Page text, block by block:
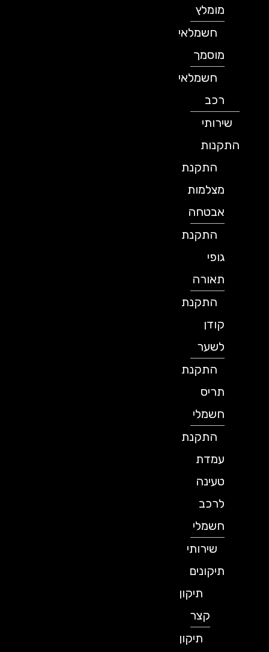
מומלץ
חשמלאי
מוסמך
חשמלאי
שירותי
התקנות
התקנת
מצלמות
אבטחה
התקנת
תאורה
התקנת
לשער
התקנת
תריס
חשמלי
התקנת
עמדת
טעינה
לרכב
חשמלי
שירותי
תיקונים
תיקון
תיקון